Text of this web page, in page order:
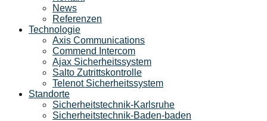
News
Referenzen
Technologie
Axis Communications
Commend Intercom
Ajax Sicherheitssystem​
Salto Zutrittskontrolle
Telenot Sicherheitssystem
Standorte
Sicherheitstechnik-Karlsruhe
Sicherheitstechnik-Baden-baden